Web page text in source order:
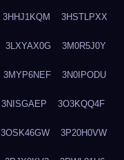
3HHJ1KQM 3HSTLPXX
3LXYAX0G 3M0R5J0Y
3MYP6NEF 3N0IPODU
3NISGAEP 3O3KQQ4F
3OSK46GW 3P20H0VW